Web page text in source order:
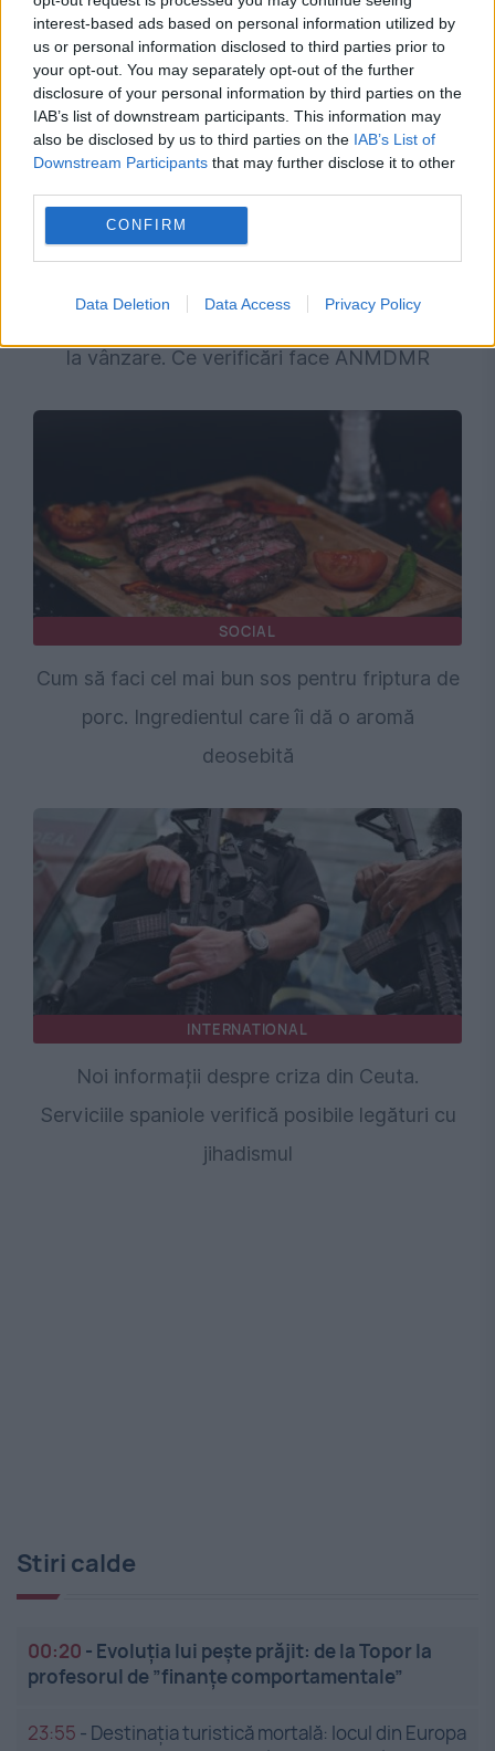
interest-based ads based on personal information utilized by
us or personal information disclosed to third parties prior to
your opt-out. You may separately opt-out of the further
disclosure of your personal information by third parties on the
IAB’s list of downstream participants. This information may
also be disclosed by us to third parties on the IAB’s List of
Downstream Participants that may further disclose it to other
CONFIRM
Data Deletion Data Access Privacy Policy
Medicamente uzuale pentru digestie, oprite de
la vânzare. Ce verificări face ANMDMR
SOCIAL
Cum să faci cel mai bun sos pentru friptura de
porc. Ingredientul care îi dă o aromă
deosebită
INTERNATIONAL
Noi informații despre criza din Ceuta.
Serviciile spaniole verifică posibile legături cu
jihadismul
Stiri calde
00:20 - Evoluția lui pește prăjit: de la Topor la
profesorul de ”finanțe comportamentale”
23:55 - Destinația turistică mortală: locul din Europa